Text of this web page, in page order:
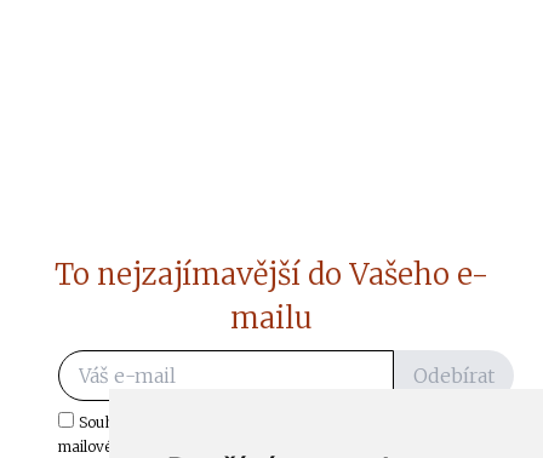
To nejzajímavější do Vašeho e-
mailu
Odebírat
Souhlasím s odběrem důležitých zpráv ze ČtiDoma.cz do mé e-
mailové schránky.